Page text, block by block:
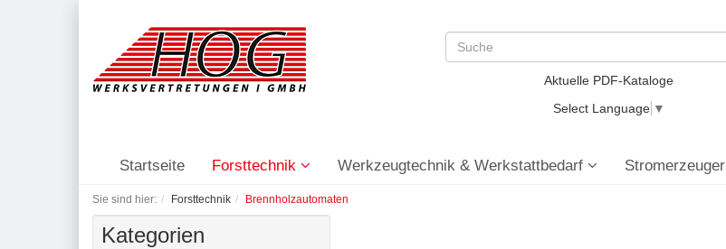
Aktuelle PDF-Kataloge
Select Language ▼
Startseite Forsttechnik Werkzeugtechnik & Werkstattbedarf Stromerzeuger
Sie sind hier: Forsttechnik Brennholzautomaten
Kategorien